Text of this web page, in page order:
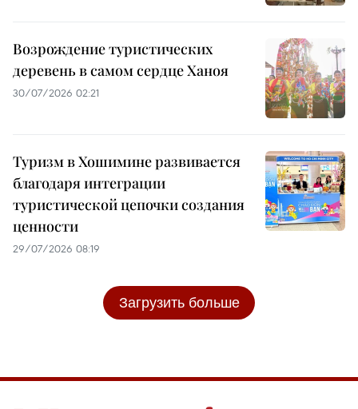
Возрождение туристических
деревень в самом сердце Ханоя
30/07/2026 02:21
Туризм в Хошимине развивается
благодаря интеграции
туристической цепочки создания
ценности
29/07/2026 08:19
Загрузить больше